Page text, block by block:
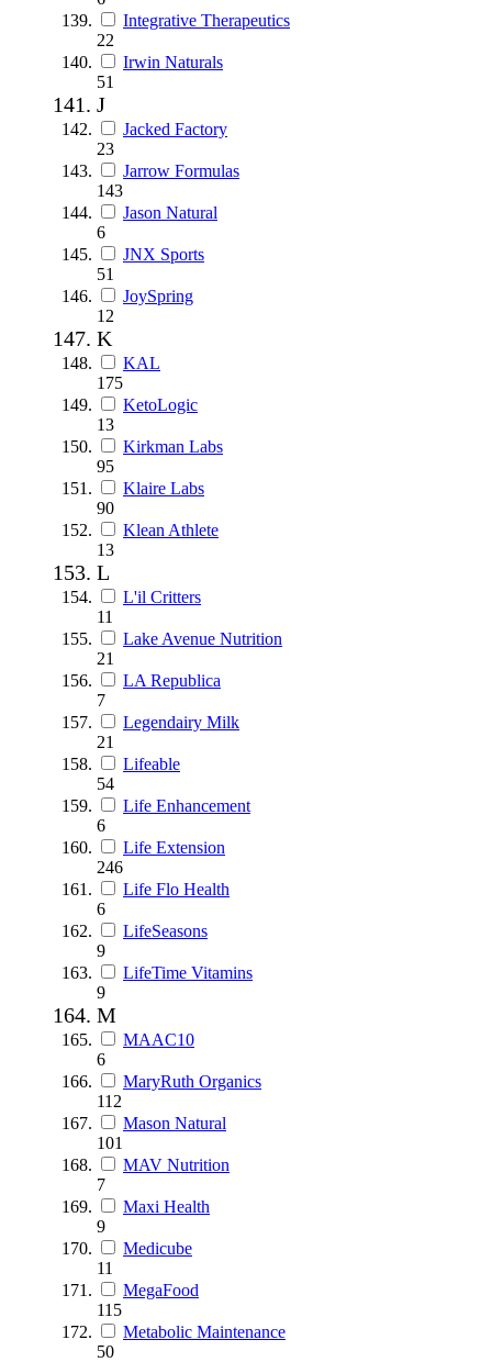
Integrative Therapeutics
22
Irwin Naturals
51
J
Jacked Factory
23
Jarrow Formulas
143
Jason Natural
6
JNX Sports
51
JoySpring
12
K
KAL
175
KetoLogic
13
Kirkman Labs
95
Klaire Labs
90
Klean Athlete
13
L
L'il Critters
11
Lake Avenue Nutrition
21
LA Republica
7
Legendairy Milk
21
Lifeable
54
Life Enhancement
6
Life Extension
246
Life Flo Health
6
LifeSeasons
9
LifeTime Vitamins
9
M
MAAC10
6
MaryRuth Organics
112
Mason Natural
101
MAV Nutrition
7
Maxi Health
9
Medicube
11
MegaFood
115
Metabolic Maintenance
50